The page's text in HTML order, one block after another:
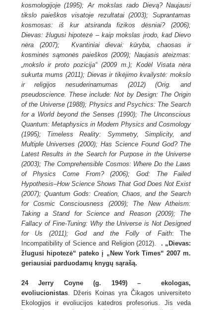
kosmologijoje (1995); Ar mokslas rado Dievą? Naujausi
tikslo paieškos visatoje rezultatai (2003); Suprantamas
kosmosas: iš kur atsiranda fizikos dėsniai? (2006);
Dievas: žlugusi hipotezė – kaip mokslas įrodo, kad Dievo
nėra (2007); Kvantiniai dievai: kūryba, chaosas ir
kosminės sąmonės paieškos (2009); Naujasis ateizmas:
„mokslo ir proto pozicija“ (2009 m.); Kodėl Visata nėra
sukurta mums (2011); Dievas ir tikėjimo kvailystė: mokslo
ir religijos nesuderinamumas (2012) (Orig.
and
pseudoscience. These include: Not by Design: The Origin
of the Universe (1988); Physics and Psychics: The Search
for a World beyond the Senses (1990); The Unconscious
Quantum: Metaphysics in Modern Physics and Cosmology
(1995); Timeless Reality: Symmetry, Simplicity, and
Multiple Universes (2000); Has Science Found God? The
Latest Results in the Search for Purpose in the Universe
(2003); The Comprehensible Cosmos: Where Do the Laws
of Physics Come From? (2006); God: The Failed
Hypothesis–How Science Shows That God Does Not Exist
(2007); Quantum Gods: Creation, Chaos, and the Search
for Cosmic Consciousness (2009); The New Atheism:
Taking a Stand for Science and Reason (2009); The
Fallacy of Fine-Tuning: Why the Universe is Not Designed
for Us (2011); God and the Folly of Faith: The
Incompatibility of Science and Religion (2012). . „Dievas:
žlugusi hipotezė“ pateko į „New York Times“ 2007 m.
geriausiai parduodamų knygų sąrašą.
24 Jerry Coyne (g. 1949) – ekologas,
evoliucionistas. Džeris Koinas yra Čikagos universiteto
Ekologijos ir evoliucijos katedros profesorius. Jis veda